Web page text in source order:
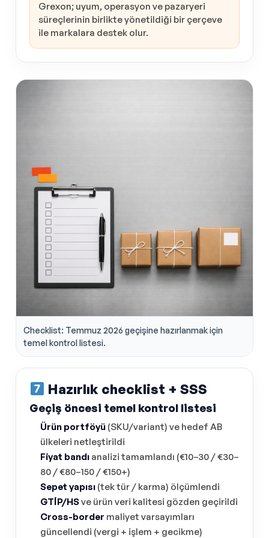
Grexon; uyum, operasyon ve pazaryeri
süreçlerinin birlikte yönetildiği bir çerçeve
ile markalara destek olur.
Checklist: Temmuz 2026 geçişine hazırlanmak için
temel kontrol listesi.
Hazırlık checklist + SSS
Geçiş öncesi temel kontrol listesi
Ürün portföyü (SKU/variant) ve hedef AB
ülkeleri netleştirildi
Fiyat bandı analizi tamamlandı (€10–30 / €30–
80 / €80–150 / €150+)
Sepet yapısı (tek tür / karma) ölçümlendi
GTİP/HSve ürün veri kalitesi gözden geçirildi
Cross-border maliyet varsayımları
güncellendi (vergi + işlem + gecikme)